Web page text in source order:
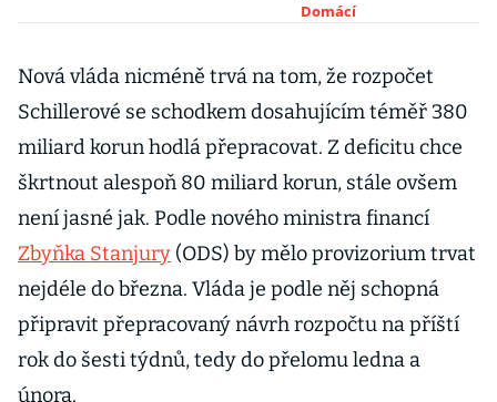
Dálnice, stavební
energií
Domácí
Nová vláda nicméně trvá na tom, že rozpočet
Schillerové se schodkem dosahujícím téměř 380
miliard korun hodlá přepracovat. Z deficitu chce
škrtnout alespoň 80 miliard korun, stále ovšem
není jasné jak. Podle nového ministra financí
Zbyňka Stanjury (ODS) by mělo provizorium trvat
nejdéle do března. Vláda je podle něj schopná
připravit přepracovaný návrh rozpočtu na příští
rok do šesti týdnů, tedy do přelomu ledna a
února.